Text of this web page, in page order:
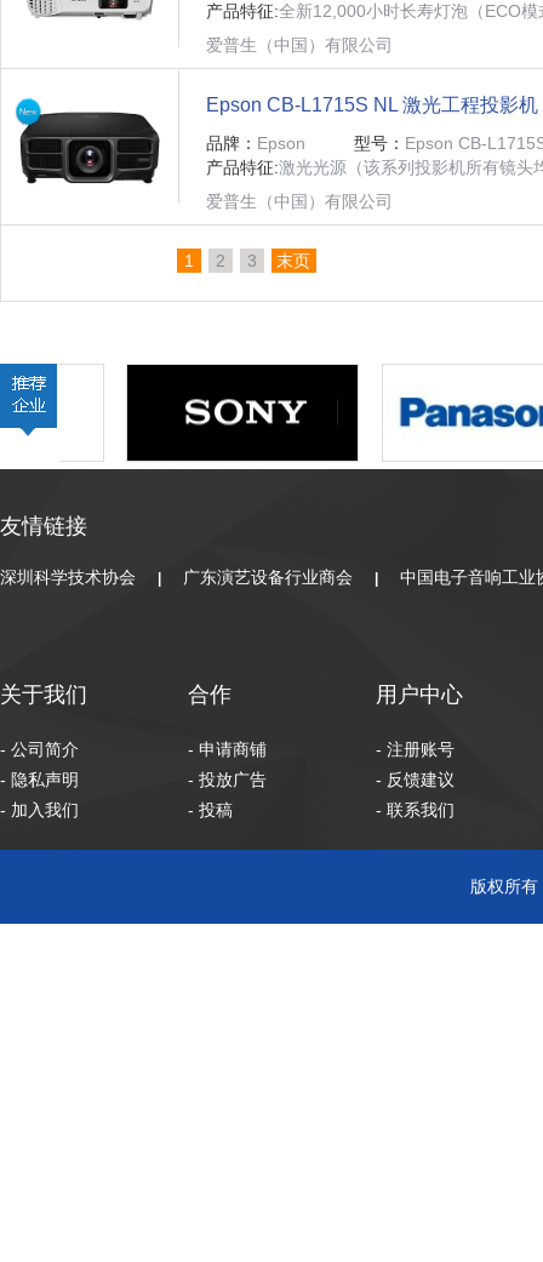
产品特征:全新12,000小时长寿灯泡（ECO
爱普生（中国）有限公司
Epson CB-L1715S NL 激光工程投影机
品牌： Epson 型号： Epson CB-
产品特征:激光光源（该系列投影机所有镜
爱普生（中国）有限公司
1 2 3 末页
友情链接
深圳科学技术协会 广东演艺设备行业商会 中国电子音响工业
关于我们
- 公司简介
- 隐私声明
- 加入我们
合作
- 申请商铺
- 投放广告
- 投稿
用户中心
- 注册账号
- 反馈建议
- 联系我们
版权所